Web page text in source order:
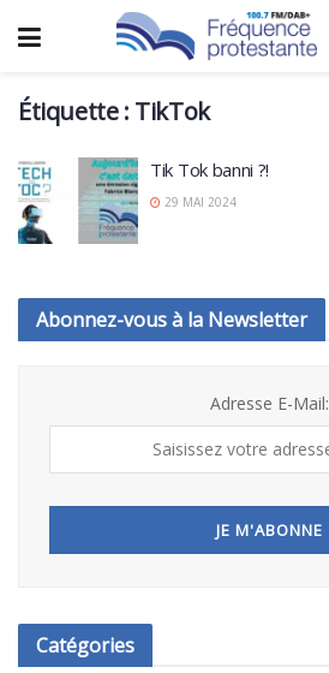
Étiquette : TikTok
Tik Tok banni ?!
29 MAI 2024
Abonnez-vous à la Newsletter
Adresse E-Mail:
Catégories